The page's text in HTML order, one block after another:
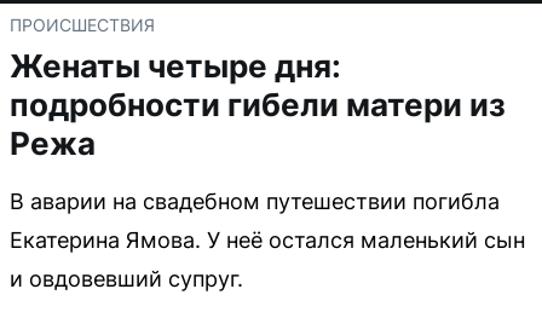
ПРОИСШЕСТВИЯ
Женаты четыре дня:
подробности гибели матери из
Режа
В аварии на свадебном путешествии погибла
Екатерина Ямова. У неё остался маленький сын
и овдовевший супруг.